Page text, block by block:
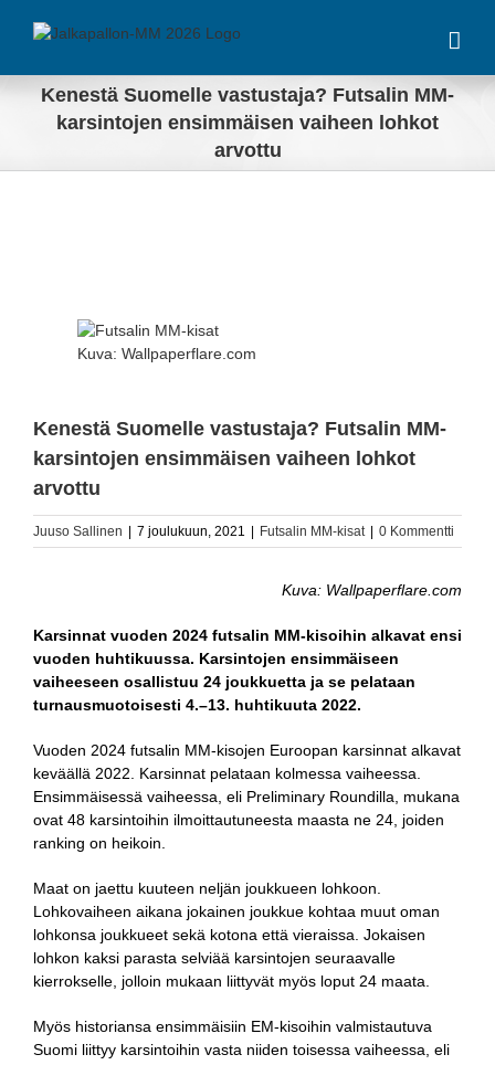
Kenestä Suomelle vastustaja? Futsalin MM-
karsintojen ensimmäisen vaiheen lohkot
arvottu
Kuva: Wallpaperflare.com
Kenestä Suomelle vastustaja? Futsalin MM-
karsintojen ensimmäisen vaiheen lohkot
arvottu
Juuso Sallinen 7 joulukuun, 2021 Futsalin MM-kisat 0 Kommentti
Kuva: Wallpaperflare.com
Karsinnat vuoden 2024 futsalin MM-kisoihin alkavat ensi
vuoden huhtikuussa. Karsintojen ensimmäiseen
vaiheeseen osallistuu 24 joukkuetta ja se pelataan
turnausmuotoisesti 4.–13. huhtikuuta 2022.
Vuoden 2024 futsalin MM-kisojen Euroopan karsinnat alkavat
keväällä 2022. Karsinnat pelataan kolmessa vaiheessa.
Ensimmäisessä vaiheessa, eli Preliminary Roundilla, mukana
ovat 48 karsintoihin ilmoittautuneesta maasta ne 24, joiden
ranking on heikoin.
Maat on jaettu kuuteen neljän joukkueen lohkoon.
Lohkovaiheen aikana jokainen joukkue kohtaa muut oman
lohkonsa joukkueet sekä kotona että vieraissa. Jokaisen
lohkon kaksi parasta selviää karsintojen seuraavalle
kierrokselle, jolloin mukaan liittyvät myös loput 24 maata.
Myös historiansa ensimmäisiin EM-kisoihin valmistautuva
Suomi liittyy karsintoihin vasta niiden toisessa vaiheessa, eli